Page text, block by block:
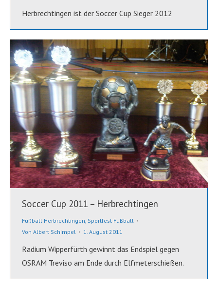
Herbrechtingen ist der Soccer Cup Sieger 2012
Soccer Cup 2011 – Herbrechtingen
Fußball Herbrechtingen, Sportfest Fußball
Von Albert Schimpel 1. August 2011
Radium Wipperfürth gewinnt das Endspiel gegen
OSRAM Treviso am Ende durch Elfmeterschießen.